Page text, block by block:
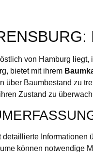
von Hamburg
bietet mit ihrem
über Baumbestand zu
Zustand zu
können notwendige